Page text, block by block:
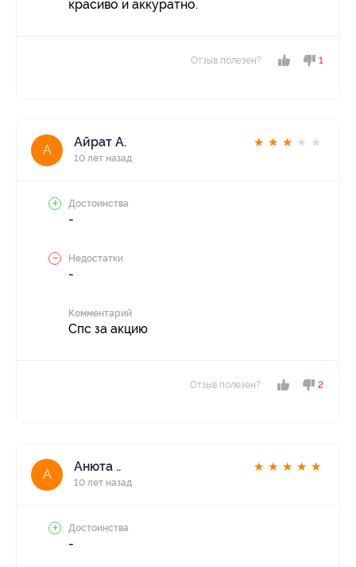
красиво и аккуратно.
Отзыв полезен? 1
А
Айрат А.
10 лет назад
★ ★ ★ ★ ★
Достоинства
-
Недостатки
-
Комментарий
Спс за акцию
Отзыв полезен? 2
А
Анюта ..
10 лет назад
★ ★ ★ ★ ★
Достоинства
-